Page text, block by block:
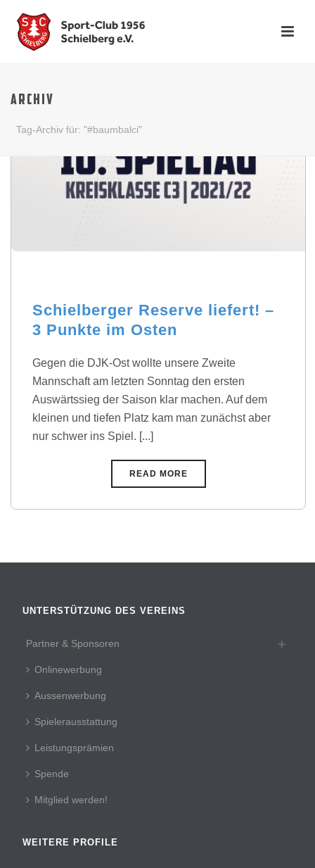
ARCHIV
Tag-Archiv für: "#baumbalci"
Schielberger Reserve liefert! –
3 Punkte im Osten
Gegen die DJK-Ost wollte unsere Zweite
Mannschaft am letzten Sonntag den ersten
Auswärtssieg der Saison klar machen. Auf dem
kleinen und tiefen Platz kam man zunächst aber
nur schwer ins Spiel. [...]
READ MORE
UNTERSTÜTZUNG DES VEREINS
Partner & Sponsoren
Onlinewerbung
Aussenwerbung
Spielerausstattung
Leistungsprämien
Spende
Mitglied werden!
WEITERE PROFILE